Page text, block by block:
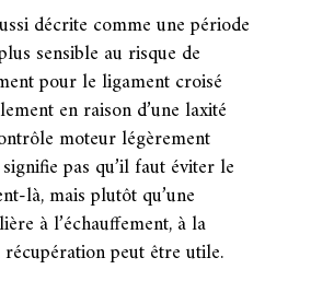
décrite comme une période
sensible au risque de
pour le ligament croisé
en raison d’une laxité
moteur légèrement
pas qu’il faut éviter le
là, mais plutôt qu’une
à l’échauffement, à la
peut être utile.